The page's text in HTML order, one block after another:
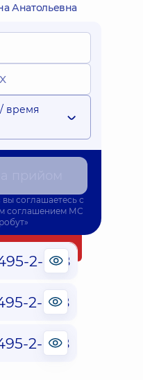
Завтра о 08:45
к врачу
Анатольевна
время
соглашаетесь с
соглашением МС
2-888
2-888
2-888